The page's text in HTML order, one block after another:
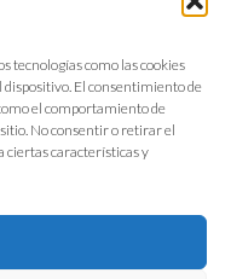
tecnologías como las cookies
El consentimiento de
el comportamiento de
No consentir o retirar el
ciertas características y